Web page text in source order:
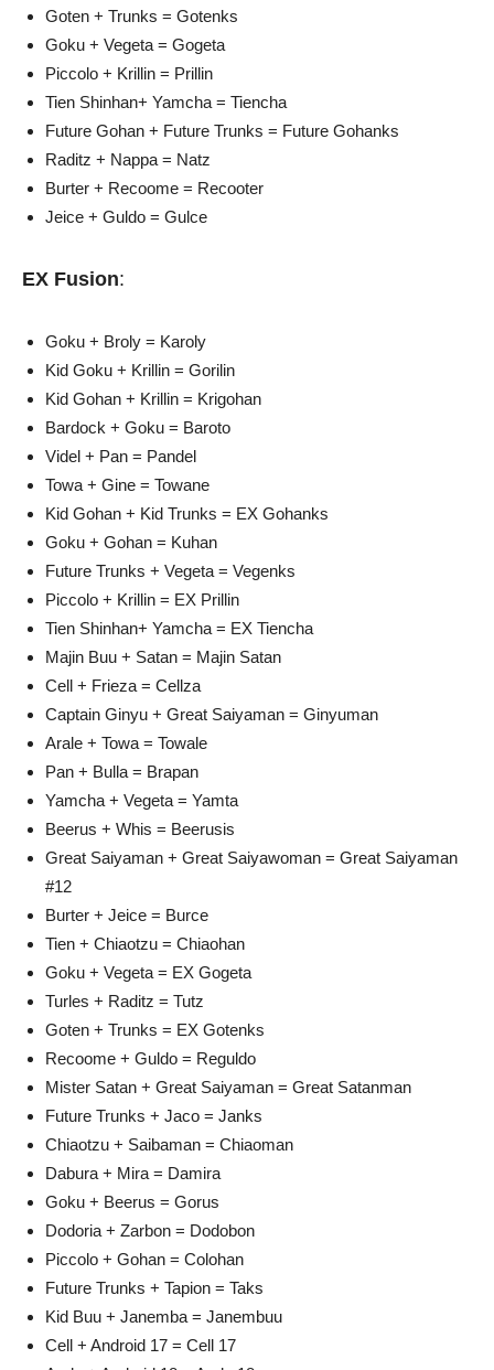
Goten + Trunks = Gotenks
Goku + Vegeta = Gogeta
Piccolo + Krillin = Prillin
Tien Shinhan+ Yamcha = Tiencha
Future Gohan + Future Trunks = Future Gohanks
Raditz + Nappa = Natz
Burter + Recoome = Recooter
Jeice + Guldo = Gulce
EX Fusion:
Goku + Broly = Karoly
Kid Goku + Krillin = Gorilin
Kid Gohan + Krillin = Krigohan
Bardock + Goku = Baroto
Videl + Pan = Pandel
Towa + Gine = Towane
Kid Gohan + Kid Trunks = EX Gohanks
Goku + Gohan = Kuhan
Future Trunks + Vegeta = Vegenks
Piccolo + Krillin = EX Prillin
Tien Shinhan+ Yamcha = EX Tiencha
Majin Buu + Satan = Majin Satan
Cell + Frieza = Cellza
Captain Ginyu + Great Saiyaman = Ginyuman
Arale + Towa = Towale
Pan + Bulla = Brapan
Yamcha + Vegeta = Yamta
Beerus + Whis = Beerusis
Great Saiyaman + Great Saiyawoman = Great Saiyaman
#12
Burter + Jeice = Burce
Tien + Chiaotzu = Chiaohan
Goku + Vegeta = EX Gogeta
Turles + Raditz = Tutz
Goten + Trunks = EX Gotenks
Recoome + Guldo = Reguldo
Mister Satan + Great Saiyaman = Great Satanman
Future Trunks + Jaco = Janks
Chiaotzu + Saibaman = Chiaoman
Dabura + Mira = Damira
Goku + Beerus = Gorus
Dodoria + Zarbon = Dodobon
Piccolo + Gohan = Colohan
Future Trunks + Tapion = Taks
Kid Buu + Janemba = Janembuu
Cell + Android 17 = Cell 17